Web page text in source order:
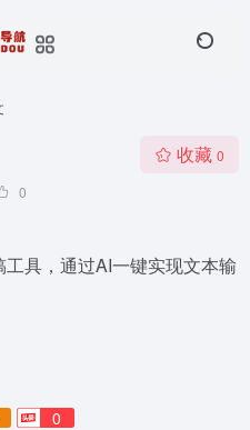
0
收藏 0
具，通过AI一键实现文本输
0